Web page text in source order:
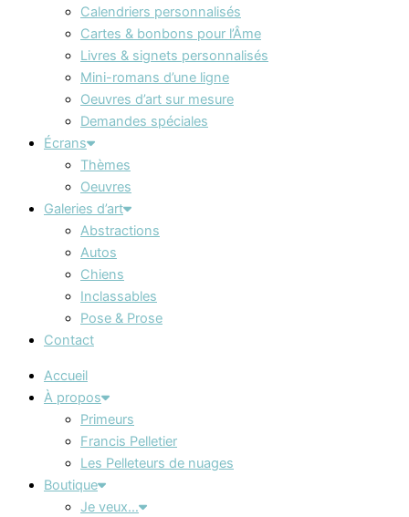
Calendriers personnalisés
Cartes & bonbons pour l’Âme
Livres & signets personnalisés
Mini-romans d’une ligne
Oeuvres d’art sur mesure
Demandes spéciales
Écrans
Thèmes
Oeuvres
Galeries d’art
Abstractions
Autos
Chiens
Inclassables
Pose & Prose
Contact
Accueil
À propos
Primeurs
Francis Pelletier
Les Pelleteurs de nuages
Boutique
Je veux…